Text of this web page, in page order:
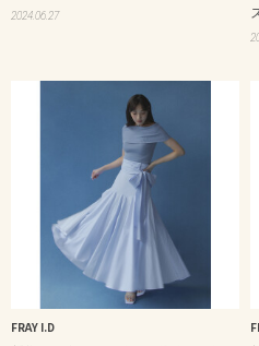
2024.06.27
FRAY I.D